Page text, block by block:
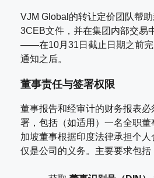
VJM Global的转让定价团队帮
3CEB文件，并在集团内部交易
——在10月31日截止日期之前完
通知之后。
董事责任与签署权限
董事报告和经审计的财务报表
署，包括（如适用）一名全职
加坡董事根据印度法律承担个
仅是公司的义务。主要要求包括